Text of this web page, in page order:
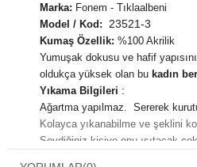
Marka: Fonem - Tıklaalbeni
Model / Kod:
23521-3
Kumaş Özellik: %100 Akrilik
Yumuşak dokusu ve hafif
oldukça yüksek olan bu kadın
Yıkama Bilgileri :
Ağartma yapılmaz. Sererek
Kolayca yıkanabilme ve şeklini
Sevdiğiniz kişiye onu ısıtacak